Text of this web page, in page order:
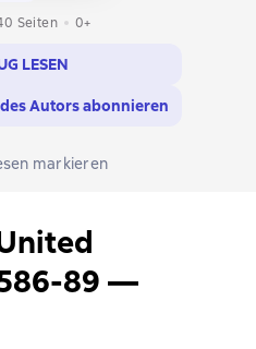
Seiten
0+
LESEN
Autors abonnieren
markieren
89 —